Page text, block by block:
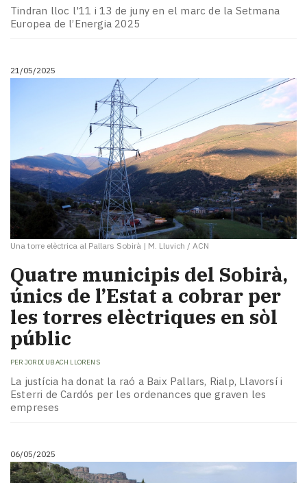
Tindran lloc l'11 i 13 de juny en el marc de la Setmana
Europea de l’Energia 2025
21/05/2025
Una torre elèctrica al Pallars Sobirà | M. Lluvich / ACN
Quatre municipis del Sobirà,
únics de l’Estat a cobrar per
les torres elèctriques en sòl
públic
PER JORDI UBACH LLORENS
La justícia ha donat la raó a Baix Pallars, Rialp, Llavorsí i
Esterri de Cardós per les ordenances que graven les
empreses
06/05/2025